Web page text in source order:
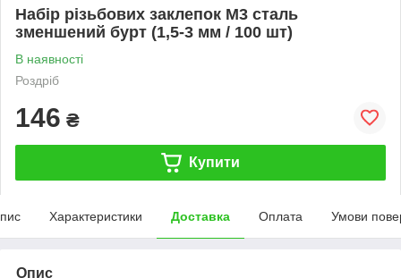
Набір різьбових заклепок M3 сталь
зменшений бурт (1,5-3 мм / 100 шт)
В наявності
Роздріб
146 ₴
Купити
Характеристики Доставка Оплата Умови
Опис